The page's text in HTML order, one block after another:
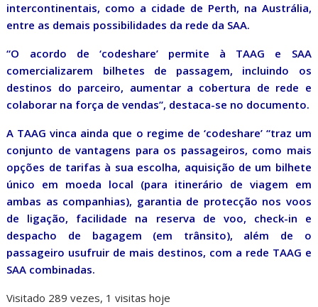
intercontinentais, como a cidade de Perth, na Austrália,
entre as demais possibilidades da rede da SAA.
“O acordo de ‘codeshare’ permite à TAAG e SAA
comercializarem bilhetes de passagem, incluindo os
destinos do parceiro, aumentar a cobertura de rede e
colaborar na força de vendas”, destaca-se no documento.
A TAAG vinca ainda que o regime de ‘codeshare’ “traz um
conjunto de vantagens para os passageiros, como mais
opções de tarifas à sua escolha, aquisição de um bilhete
único em moeda local (para itinerário de viagem em
ambas as companhias), garantia de protecção nos voos
de ligação, facilidade na reserva de voo, check-in e
despacho de bagagem (em trânsito), além de o
passageiro usufruir de mais destinos, com a rede TAAG e
SAA combinadas.
Visitado 289 vezes, 1 visitas hoje